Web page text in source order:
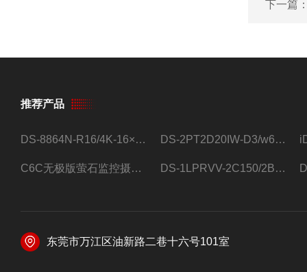
下一篇
推荐产品
DS-8864N-R16/4K-16×4T/希捷16盘位录像机 DS-2PT2D20IW-D3/w64路高清硬盘录像机
C6C无极版萤石监控摄像头 DS-1LPRVV-2C150/2B监控室外夜视高清电源线护套线200米/卷
东莞市万江区油新路二巷十六号101室